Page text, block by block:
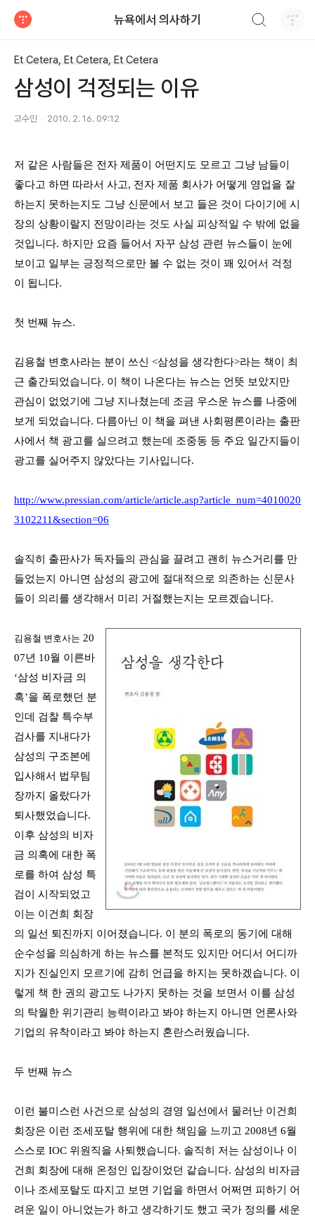
뉴욕에서 의사하기
Et Cetera, Et Cetera, Et Cetera
삼성이 걱정되는 이유
고수민 2010. 2. 16. 09:12
저 같은 사람들은 전자 제품이 어떤지도 모르고 그냥 남들이
좋다고 하면 따라서 사고, 전자 제품 회사가 어떻게 영업을 잘
하는지 못하는지도 그냥 신문에서 보고 들은 것이 다이기에 시
장의 상황이랄지 전망이라는 것도 사실 피상적일 수 밖에 없을
것입니다. 하지만 요즘 들어서 자꾸 삼성 관련 뉴스들이 눈에
보이고 일부는 긍정적으로만 볼 수 없는 것이 꽤 있어서 걱정
이 됩니다.
첫 번째 뉴스.
김용철 변호사라는 분이 쓰신 <삼성을 생각한다>라는 책이 최
근 출간되었습니다. 이 책이 나온다는 뉴스는 언뜻 보았지만
관심이 없었기에 그냥 지나쳤는데 조금 우스운 뉴스를 나중에
보게 되었습니다. 다름아닌 이 책을 펴낸 사회평론이라는 출판
사에서 책 광고를 실으려고 했는데 조중동 등 주요 일간지들이
광고를 실어주지 않았다는 기사입니다.
http://www.pressian.com/article/article.asp?article_num=4010020
3102211&section=06
솔직히 출판사가 독자들의 관심을 끌려고 괜히 뉴스거리를 만
들었는지 아니면 삼성의 광고에 절대적으로 의존하는 신문사
들이 의리를 생각해서 미리 거절했는지는 모르겠습니다.
김용철 변호사는 20
07년 10월 이른바
‘삼성 비자금 의
혹’을 폭로했던 분
인데 검찰 특수부
검사를 지내다가
삼성의 구조본에
입사해서 법무팀
장까지 올랐다가
퇴사했었습니다.
이후 삼성의 비자
금 의혹에 대한 폭
로를 하여 삼성 특
검이 시작되었고
이는 이건희 회장
의 일선 퇴진까지 이어졌습니다. 이 분의 폭로의 동기에 대해
순수성을 의심하게 하는 뉴스를 본적도 있지만 어디서 어디까
지가 진실인지 모르기에 감히 언급을 하지는 못하겠습니다. 이
렇게 책 한 권의 광고도 나가지 못하는 것을 보면서 이를 삼성
의 탁월한 위기관리 능력이라고 봐야 하는지 아니면 언론사와
기업의 유착이라고 봐야 하는지 혼란스러웠습니다.
두 번째 뉴스
이런 불미스런 사건으로 삼성의 경영 일선에서 물러난 이건희
회장은 이런 조세포탈 행위에 대한 책임을 느끼고 2008년 6월
스스로 IOC 위원직을 사퇴했습니다. 솔직히 저는 삼성이나 이
건희 회장에 대해 온정인 입장이었던 같습니다. 삼성의 비자금
이나 조세포탈도 따지고 보면 기업을 하면서 어쩌면 피하기 어
려운 일이 아니었는가 하고 생각하기도 했고 국가 정의를 세운